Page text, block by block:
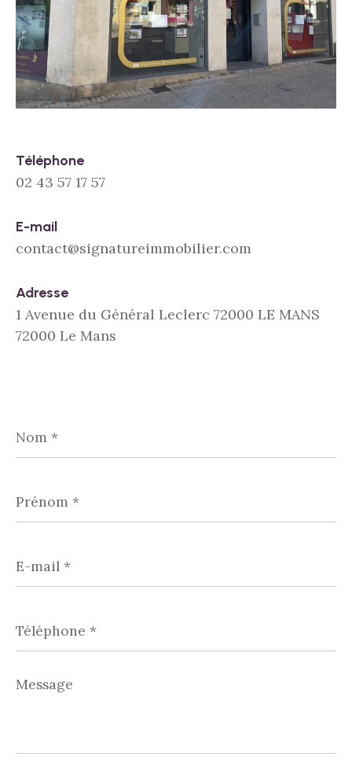
Téléphone
02 43 57 17 57
E-mail
contact@signatureimmobilier.com
Adresse
1 Avenue du Général Leclerc 72000 LE MANS
72000 Le Mans
*
*
mail
*
*
Message
*